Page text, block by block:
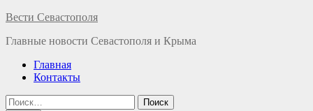
Перейти
содержимому
Вести Севастополя
Главные новости Севастополя и Крыма
Главная
Контакты
Найти: